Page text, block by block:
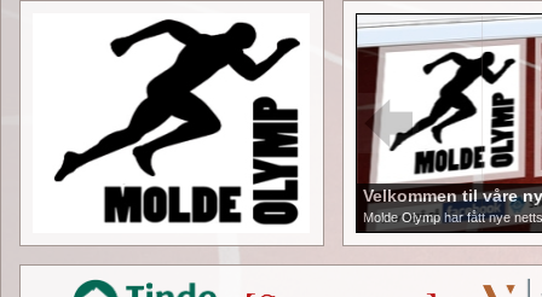
Velkommen til våre
Molde Olymp har fått nye